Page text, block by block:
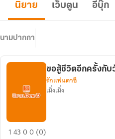
นิยาย เว็บตูน อีบุ๊ก
นามปากกา
ขอ
ขอสู้ชีวิตอีกครั้งกับ
รักแฟนตาซี
เมิ่งเมิ่ง
14300 (0)